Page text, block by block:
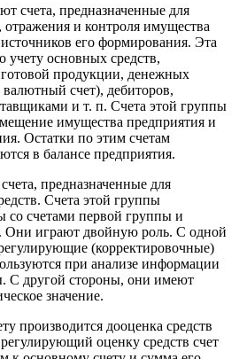
счета, предназначенные для
и контроля имущества
его формирования. Эта
учету основных средств,
продукции, денежных
валютный счет), дебиторов,
и т. п. Счета этой группы
имущества предприятия и
Остатки по этим счетам
в балансе предприятия.
предназначенные для
Счета этой группы
со счетами первой группы и
Они играют двойную роль. С одной
(корректировочные)
при анализе информации
С другой стороны, они имеют
значение.
производится дооценка средств
оценку средств счет